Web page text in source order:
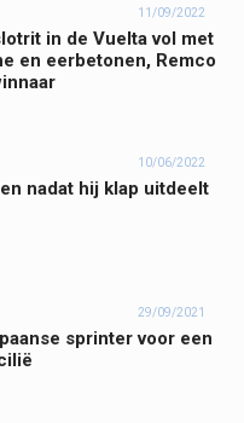
11/09/2022
in de Vuelta vol met
en eerbetonen, Remco
10/06/2022
nadat hij klap uitdeelt
29/09/2021
sprinter voor een